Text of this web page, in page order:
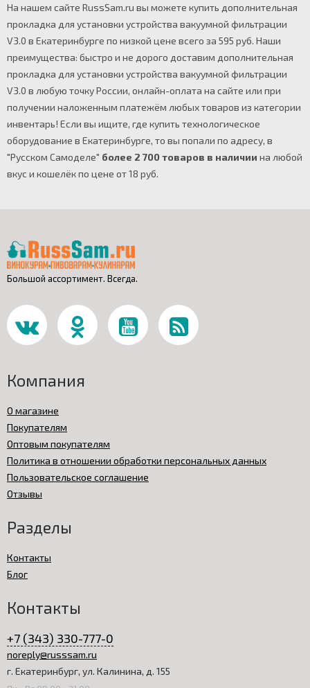
На нашем сайте RussSam.ru вы можете купить дополнительная
прокладка для установки устройства вакуумной фильтрации
V3.0 в Екатеринбурге по низкой цене всего за 595 руб. Наши
преимущества: быстро и не дорого доставим дополнительная
прокладка для установки устройства вакуумной фильтрации
V3.0 в любую точку России, онлайн-оплата на сайте или при
получении наложенным платежём любых товаров из категории
инвентарь! Если вы ищите, где купить технологическое
оборудование в Екатеринбурге, то вы попали по адресу, в
"Русском Самоделе" более 2 700 товаров в наличии на любой
вкус и кошелёк по цене от 18 руб.
Большой ассортимент. Всегда.
Компания
О магазине
Покупателям
Оптовым покупателям
Политика в отношении обработки персональных данных
Пользовательское соглашение
Отзывы
Разделы
Контакты
Блог
Контакты
+7 (343) 330-777-0
noreply@russsam.ru
г. Екатеринбург, ул. Калинина, д. 155